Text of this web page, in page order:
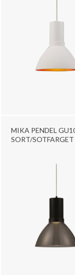
MIKA PENDEL
SORT/SOTFARGET